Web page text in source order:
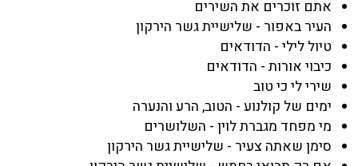
אתם זוכרים את השירים
העיר באפור - שלישיית גשר הירקון
טיול לילי - הדודאים
כיבוי אורות - הדודאים
שירי לי כי טוב
ימים של קולנוע - הטוב, הרע והנערה
מי מפחד מגברת לוין - השלושרים
סימן שאתה צעיר - שלישיית גשר הירקון